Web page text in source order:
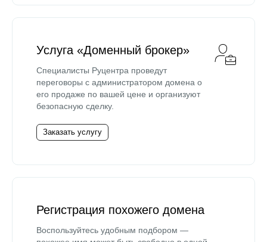
Услуга «Доменный брокер»
Специалисты Руцентра проведут
переговоры с администратором домена о
его продаже по вашей цене и организуют
безопасную сделку.
Заказать услугу
Регистрация похожего домена
Воспользуйтесь удобным подбором —